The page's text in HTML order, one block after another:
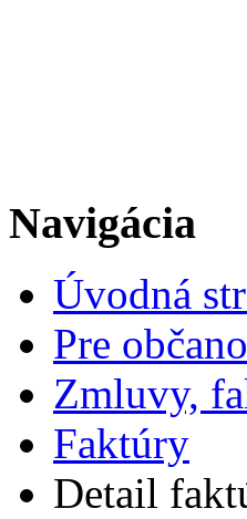
Navigácia
Úvodná
Pre
Zmluvy,
Faktúry
Detail